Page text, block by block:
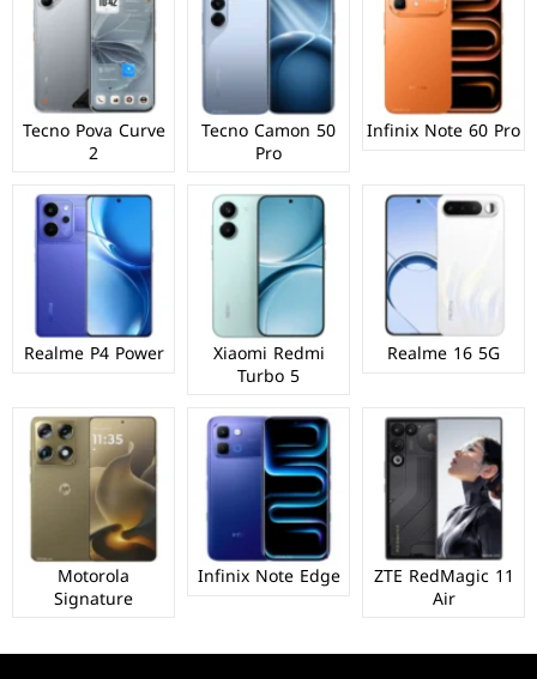
Infinix Note 60 Pro
Tecno Camon 50
Pro
Tecno Pova Curve
2
Realme 16 5G
Xiaomi Redmi
Turbo 5
Realme P4 Power
ZTE RedMagic 11
Air
Infinix Note Edge
Motorola
Signature